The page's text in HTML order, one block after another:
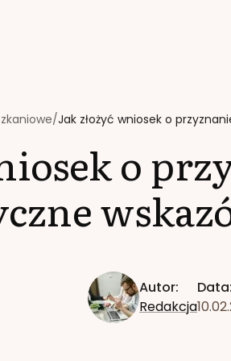
/Jak złożyć wniosek o
o
Autor:
Redakcja
Data: